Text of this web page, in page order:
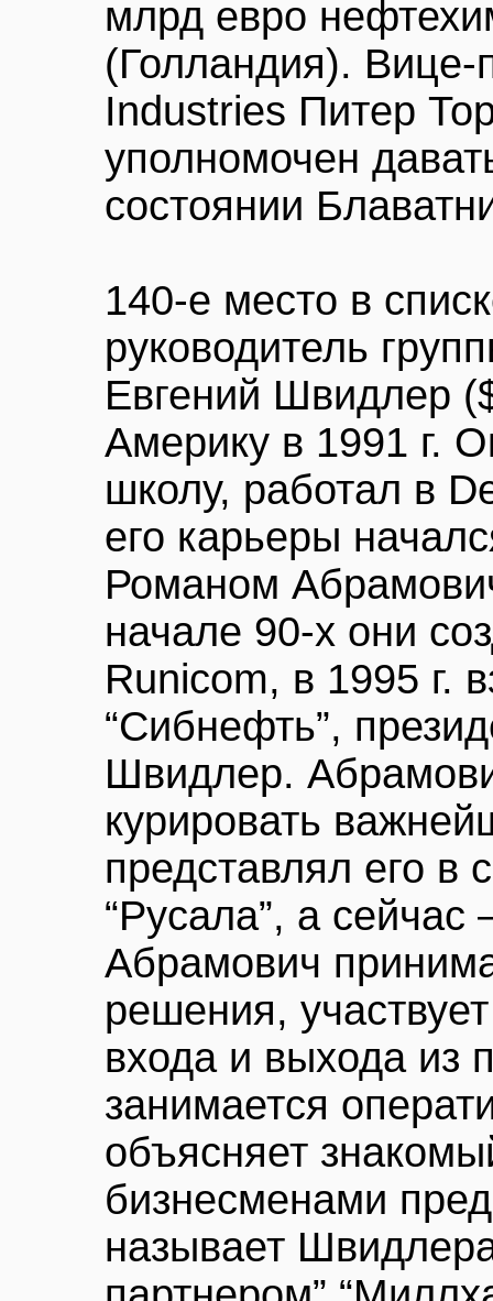
млрд евро
(Голландия). Вице-
Industries Питер
уполномочен
состоянии
140-е место в
руководитель
Евгений Швидлер
Америку в 1991 г.
школу, работал в
его карьеры
Романом
начале 90-х они
Runicom, в 1995 г.
“Сибнефть”,
Швидлер.
курировать
представлял его в
“Русала”, а сейчас
Абрамович
решения,
входа и выхода из
занимается
объясняет
бизнесменами
называет